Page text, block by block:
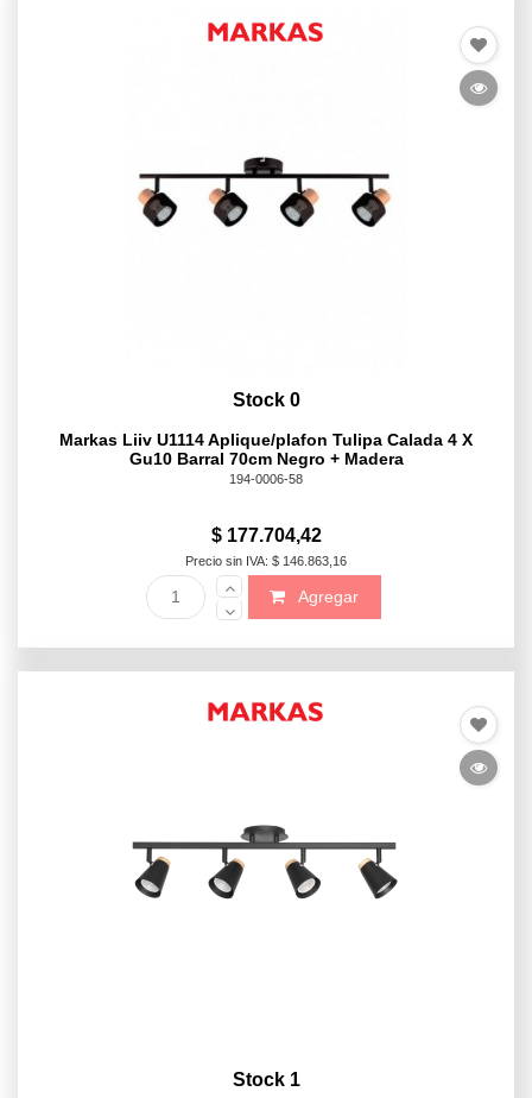
Stock 0
Markas Liiv U1114 Aplique/plafon Tulipa Calada 4 X
Gu10 Barral 70cm Negro + Madera
194-0006-58
$ 177.704,42
Precio sin IVA: $ 146.863,16
Agregar
Stock 1